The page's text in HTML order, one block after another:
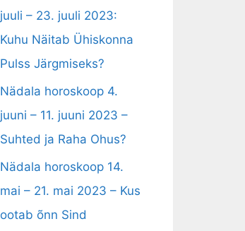
juuli – 23. juuli 2023:
Kuhu Näitab Ühiskonna
Pulss Järgmiseks?
Nädala horoskoop 4.
juuni – 11. juuni 2023 –
Suhted ja Raha Ohus?
Nädala horoskoop 14.
mai – 21. mai 2023 – Kus
ootab õnn Sind